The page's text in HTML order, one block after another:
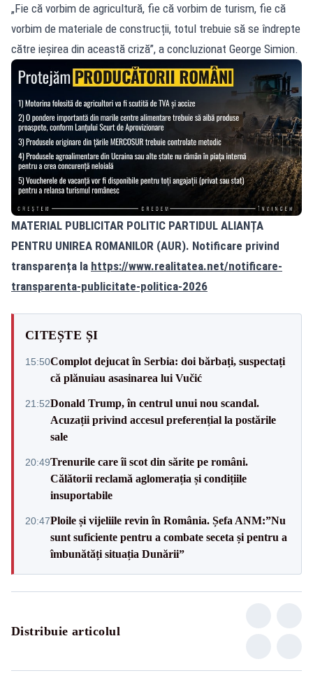
„Fie că vorbim de agricultură, fie că vorbim de turism, fie că
vorbim de materiale de construcții, totul trebuie să se îndrepte
către ieșirea din această criză”, a concluzionat George Simion.
MATERIAL PUBLICITAR POLITIC PARTIDUL ALIANȚA
PENTRU UNIREA ROMANILOR (AUR). Notificare privind
transparența la https://www.realitatea.net/notificare-
transparenta-publicitate-politica-2026
CITEȘTE ȘI
15:50Complot dejucat în Serbia: doi bărbați, suspectați
că plănuiau asasinarea lui Vučić
21:52Donald Trump, în centrul unui nou scandal.
Acuzații privind accesul preferențial la postările
sale
20:49Trenurile care îi scot din sărite pe români.
Călătorii reclamă aglomerația și condițiile
insuportabile
20:47Ploile și vijeliile revin în România. Șefa ANM:”Nu
sunt suficiente pentru a combate seceta și pentru a
îmbunătăți situația Dunării”
Distribuie articolul